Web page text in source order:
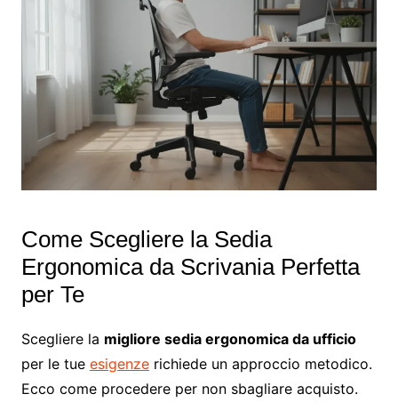
Come Scegliere la Sedia
Ergonomica da Scrivania Perfetta
per Te
Scegliere la migliore sedia ergonomica da ufficio
per le tue esigenzerichiede un approccio metodico.
Ecco come procedere per non sbagliare acquisto.